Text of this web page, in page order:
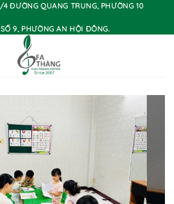
ĐƯỜNG QUANG TRUNG, PHƯỜNG 10
9, PHƯỜNG AN HỘI ĐÔNG.